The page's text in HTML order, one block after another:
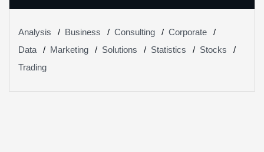
Analysis Business Consulting
Corporate
Data
Marketing Solutions Statistics
Stocks
Trading